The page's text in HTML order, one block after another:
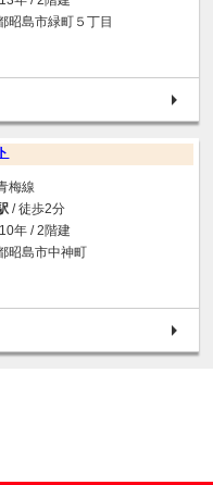
昭島市緑町５丁目
梅線
/ 徒歩2分
年 / 2階建
昭島市中神町